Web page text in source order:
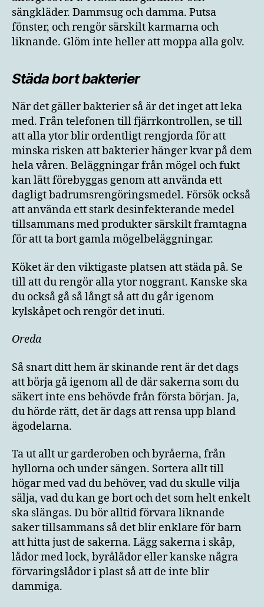
sängkläder. Dammsug och damma. Putsa
fönster, och rengör särskilt karmarna och
liknande. Glöm inte heller att moppa alla golv.
Städa bort bakterier
När det gäller bakterier så är det inget att leka
med. Från telefonen till fjärrkontrollen, se till
att alla ytor blir ordentligt rengjorda för att
minska risken att bakterier hänger kvar på dem
hela våren. Beläggningar från mögel och fukt
kan lätt förebyggas genom att använda ett
dagligt badrumsrengöringsmedel. Försök också
att använda ett stark desinfekterande medel
tillsammans med produkter särskilt framtagna
för att ta bort gamla mögelbeläggningar.
Köket är den viktigaste platsen att städa på. Se
till att du rengör alla ytor noggrant. Kanske ska
du också gå så långt så att du går igenom
kylskåpet och rengör det inuti.
Oreda
Så snart ditt hem är skinande rent är det dags
att börja gå igenom all de där sakerna som du
säkert inte ens behövde från första början. Ja,
du hörde rätt, det är dags att rensa upp bland
ägodelarna.
Ta ut allt ur garderoben och byråerna, från
hyllorna och under sängen. Sortera allt till
högar med vad du behöver, vad du skulle vilja
sälja, vad du kan ge bort och det som helt enkelt
ska slängas. Du bör alltid förvara liknande
saker tillsammans så det blir enklare för barn
att hitta just de sakerna. Lägg sakerna i skåp,
lådor med lock, byrålådor eller kanske några
förvaringslådor i plast så att de inte blir
dammiga.